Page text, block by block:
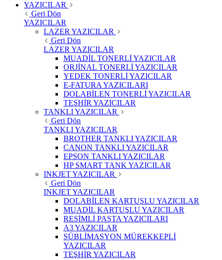
YAZICILAR
Geri Dön
YAZICILAR
LAZER YAZICILAR
Geri Dön
LAZER YAZICILAR
MUADİL TONERLİ YAZICILAR
ORJİNAL TONERLİ YAZICILAR
YEDEK TONERLİ YAZICILAR
E-FATURA YAZICILARI
DOLABİLEN TONERLİ YAZICILAR
TEŞHİR YAZICILAR
TANKLI YAZICILAR
Geri Dön
TANKLI YAZICILAR
BROTHER TANKLI YAZICILAR
CANON TANKLI YAZICILAR
EPSON TANKLI YAZICILAR
HP SMART TANK YAZICILAR
INKJET YAZICILAR
Geri Dön
INKJET YAZICILAR
DOLABİLEN KARTUŞLU YAZICILAR
MUADİL KARTUŞLU YAZICILAR
RESİMLİ PASTA YAZICILARI
A3 YAZICILAR
SÜBLİMASYON MÜREKKEPLİ
YAZICILAR
TEŞHİR YAZICILAR